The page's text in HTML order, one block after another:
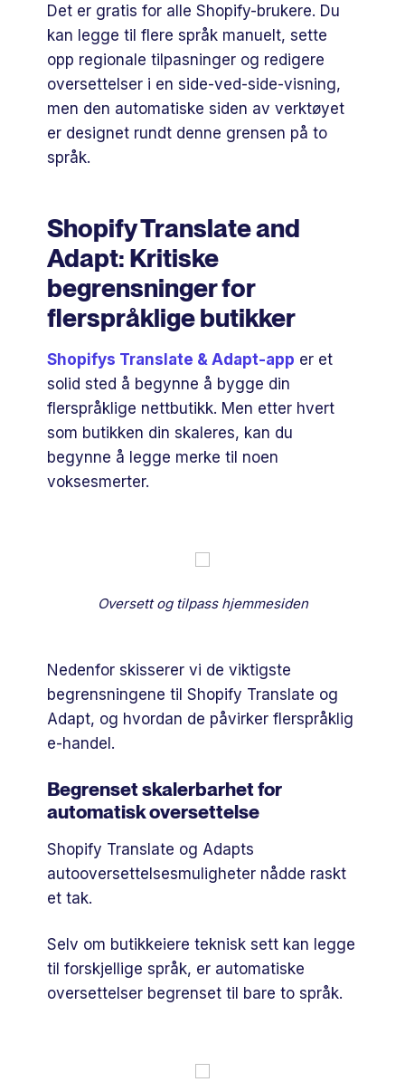
Det er gratis for alle Shopify-brukere. Du
kan legge til flere språk manuelt, sette
opp regionale tilpasninger og redigere
oversettelser i en side-ved-side-visning,
men den automatiske siden av verktøyet
er designet rundt denne grensen på to
språk.
Shopify Translate and
Adapt: ​​Kritiske
begrensninger for
flerspråklige butikker
Shopifys Translate & Adapt-app er et
solid sted å begynne å bygge din
flerspråklige nettbutikk. Men etter hvert
som butikken din skaleres, kan du
begynne å legge merke til noen
voksesmerter.
Oversett og tilpass hjemmesiden
Nedenfor skisserer vi de viktigste
begrensningene til Shopify Translate og
Adapt, og hvordan de påvirker flerspråklig
e-handel.
Begrenset skalerbarhet for
automatisk oversettelse
Shopify Translate og Adapts
autooversettelsesmuligheter nådde raskt
et tak.
Selv om butikkeiere teknisk sett kan legge
til forskjellige språk, er automatiske
oversettelser begrenset til bare to språk.